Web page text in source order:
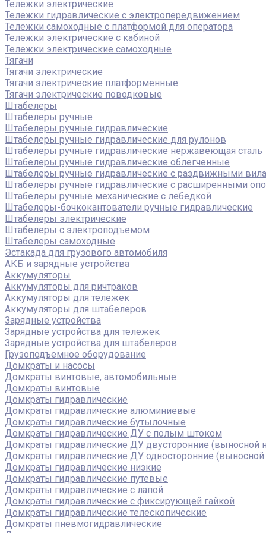
Тележки электрические
Тележки гидравлические с электропередвижением
Тележки самоходные с платформой для оператора
Тележки электрические с кабиной
Тележки электрические самоходные
Тягачи
Тягачи электрические
Тягачи электрические платформенные
Тягачи электрические поводковые
Штабелеры
Штабелеры ручные
Штабелеры ручные гидравлические
Штабелеры ручные гидравлические для рулонов
Штабелеры ручные гидравлические нержавеющая сталь
Штабелеры ручные гидравлические облегченные
Штабелеры ручные гидравлические с раздвижными
Штабелеры ручные гидравлические с расширенными
Штабелеры ручные механические с лебедкой
Штабелеры-бочкокантователи ручные гидравлические
Штабелеры электрические
Штабелеры с электроподъемом
Штабелеры самоходные
Эстакада для грузового автомобиля
АКБ и зарядные устройства
Аккумуляторы
Аккумуляторы для ричтраков
Аккумуляторы для тележек
Аккумуляторы для штабелеров
Зарядные устройства
Зарядные устройства для тележек
Зарядные устройства для штабелеров
Грузоподъемное оборудование
Домкраты и насосы
Домкраты винтовые, автомобильные
Домкраты винтовые
Домкраты гидравлические
Домкраты гидравлические алюминиевые
Домкраты гидравлические бутылочные
Домкраты гидравлические ДУ c полым штоком
Домкраты гидравлические ДУ двусторонние (выносной
Домкраты гидравлические ДУ односторонние (выносной
Домкраты гидравлические низкие
Домкраты гидравлические путевые
Домкраты гидравлические с лапой
Домкраты гидравлические с фиксирующей гайкой
Домкраты гидравлические телескопические
Домкраты пневмогидравлические